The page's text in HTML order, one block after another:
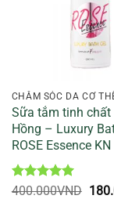
CHĂM SÓC DA CƠ
Sữa tắm tinh chất
Hồng – Luxury
ROSE Essence
Được xếp
400.000VND Giá